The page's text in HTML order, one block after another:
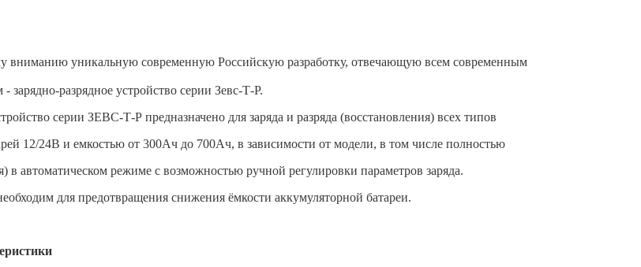
вниманию уникальную современную Российскую разработку, отвечающую всем современным
зарядно-разрядное устройство серии Зевс-Т-Р.
серии ЗЕВС-Т-Р предназначено для заряда и разряда (восстановления) всех типов
12/24В и емкостью от 300Ач до 700Ач, в зависимости от модели, в том числе полностью
в автоматическом режиме с возможностью ручной регулировки параметров заряда.
для предотвращения снижения ёмкости аккумуляторной батареи.
и